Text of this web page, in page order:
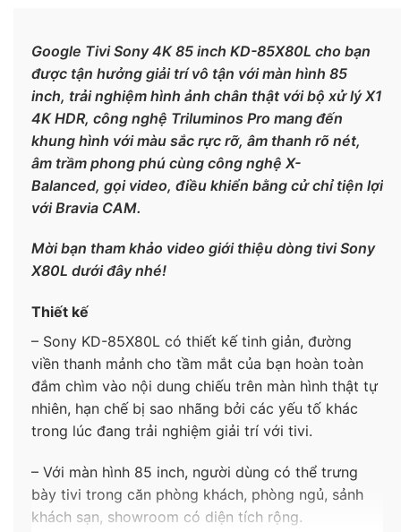
Google Tivi Sony 4K 85 inch KD-85X80L cho bạn
được tận hưởng giải trí vô tận với màn hình 85
inch, trải nghiệm hình ảnh chân thật với bộ xử lý X1
4K HDR, công nghệ Triluminos Pro mang đến
khung hình với màu sắc rực rỡ, âm thanh rõ nét,
âm trầm phong phú cùng công nghệ X-
Balanced, gọi video, điều khiển bằng cử chỉ tiện lợi
với Bravia CAM.
Mời bạn tham khảo video giới thiệu dòng tivi Sony
X80L dưới đây nhé!​
Thiết kế
– Sony KD-85X80L có thiết kế tinh giản, đường
viền thanh mảnh cho tầm mắt của bạn hoàn toàn
đắm chìm vào nội dung chiếu trên màn hình thật tự
nhiên, hạn chế bị sao nhãng bởi các yếu tố khác
trong lúc đang trải nghiệm giải trí với tivi.
– Với màn hình 85 inch, người dùng có thể trưng
bày tivi trong căn phòng khách, phòng ngủ, sảnh
khách sạn, showroom có diện tích rộng.